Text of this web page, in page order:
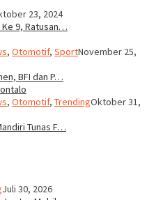
23, 2024
9, Ratusan…
, Otomotif, SportNovember 25,
BFI dan P…
, Otomotif, TrendingOktober 31,
Tunas F…
Juli 30, 2026